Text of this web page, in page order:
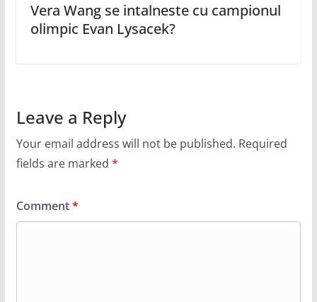
Vera Wang se intalneste cu campionul
olimpic Evan Lysacek?
Leave a Reply
Your email address will not be published. Required
fields are marked *
Comment*